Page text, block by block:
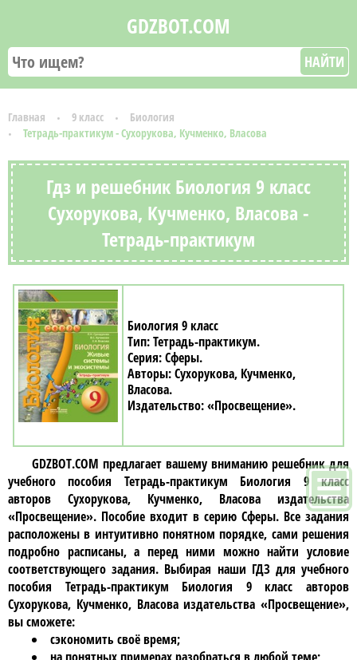
GDZBOT.COM
НАЙТИ
Главная 9 класс
Биология
Тетрадь-практикум - Сухорукова, Кучменко, Власова
Гдз и решебник Биология 9 класс
Сухорукова, Кучменко, Власова -
Тетрадь-практикум
Биология 9 класс
Тетрадь-практикум
Сферы
Сухорукова, Кучменко,
Власова
«Просвещение»
GDZBOT.COM предлагает вашему вниманию решебник для
учебного пособия Тетрадь-практикум Биология 9 класc
авторов Сухорукова, Кучменко, Власова издательства
«Просвещение». Пособие входит в серию Сферы. Все задания
расположены в интуитивно понятном порядке, сами решения
подробно расписаны, а перед ними можно найти условие
соответствующего задания. Выбирая наши ГДЗ для учебного
пособия Тетрадь-практикум Биология 9 класc авторов
Сухорукова, Кучменко, Власова издательства «Просвещение»,
вы сможете:
сэкономить своё время;